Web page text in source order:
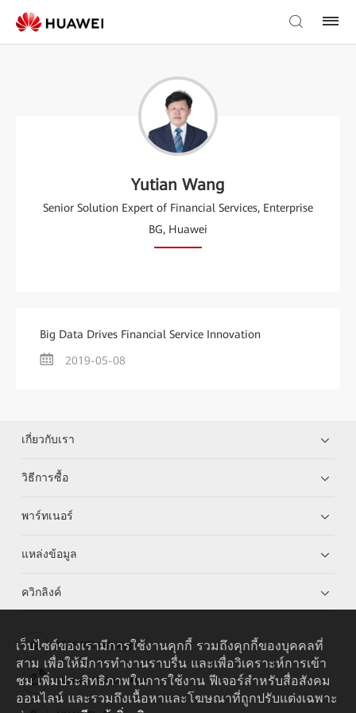
Yutian Wang
Senior Solution Expert of Financial Services, Enterprise
BG, Huawei
Big Data Drives Financial Service Innovation
2019-05-08
เกี่ยวกับเรา
วิธีการซื้อ
พาร์ทเนอร์
แหล่งข้อมูล
ควิกลิงค์
HUAWEI eKit App
Huawei HiKnow App
เว็บไซต์ของเรามีการใช้งานคุกกี้ รวมถึงคุกกี้ของบุคคลที่
สาม เพื่อให้มีการทำงานราบรื่น และเพื่อวิเคราะห์การเข้า
ชม เพิ่มประสิทธิภาพในการใช้งาน ฟีเจอร์สำหรับสื่อสังคม
ออนไลน์ และรวมถึงเนื้อหาและโฆษณาที่ถูกปรับแต่งเฉพาะ